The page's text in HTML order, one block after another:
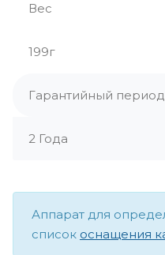
Вес
199г
Гарантийный период
2 Года
Аппарат для
список оснащения